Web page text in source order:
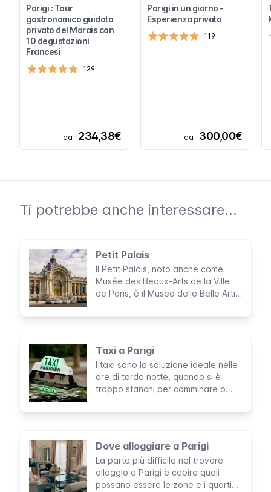
Parigi : Tour
gastronomico guidato
privato del Marais con
10 degustazioni
Francesi
129
da 234,38€
Parigi in un giorno -
Esperienza privata
119
da 300,00€
Ti potrebbe anche interessare...
Petit Palais
Il Petit Palais, noto anche come
Musée des Beaux-Arts de la Ville
de Paris, è il Museo delle Belle Arti
maestosa architettura e per le
Taxi a Parigi
I taxi sono la soluzione ideale nelle
ore di tarda notte, quando si è
troppo stanchi per camminare o
Dove alloggiare a Parigi
La parte più difficile nel trovare
alloggio a Parigi è capire quali
possano essere le zone e i quartieri